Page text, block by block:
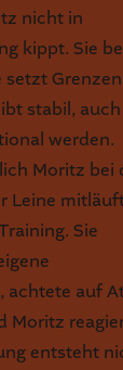
nicht in
kippt. Sie
setzt Grenzen
stabil,
werden.
Moritz bei
Leine
Sie
achtete auf
Moritz
entsteht